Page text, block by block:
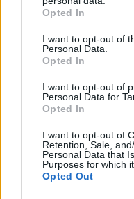
grant or deny consent to
use your data for below
consent section.
Opted In
I want to opt-out of
Personal Data.
Opted In
I want to opt-out of
Personal Data for
Opted In
I want to opt-out of
Retention, Sale,
Personal Data that
Purposes for which
Opted Out
specifiche tecniche
considera l’acquisto
Amazon per una
post-vendita.
AUTORE